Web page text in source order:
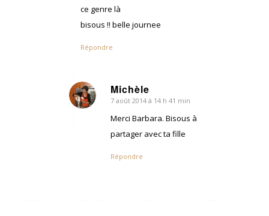
ce genre là
bisous !! belle journee
Répondre
Michèle
dit
7 août 2014 à 14 h 41 min
Merci Barbara. Bisous à
partager avec ta fille
Répondre